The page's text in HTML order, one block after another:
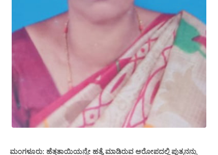
ಮಂಗಳೂರು: ಹೆತ್ತತಾಯಿಯನ್ನೇ ಹತ್ಯೆ ಮಾಡಿರುವ ಆರೋಪದಲ್ಲಿ ಪುತ್ರನನ್ನು